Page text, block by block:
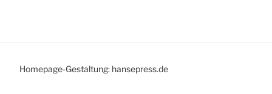
Homepage-Gestaltung: hansepress.de